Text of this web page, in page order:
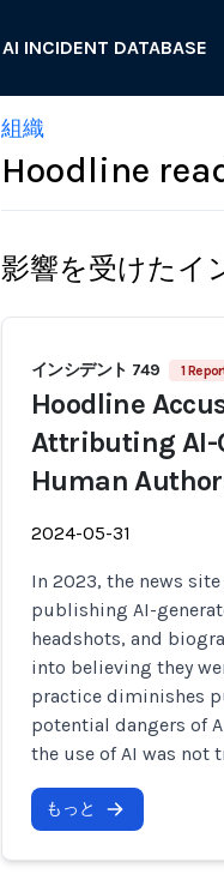
AI INCIDENT DATABASE
組織
Hoodline
影響を受けたイ
インシデント 749 1
Hoodline
Attributing AI-
Human
2024-05-31
In 2023, the news
publishing AI-
headshots, and
into believing they
practice diminishes
potential dangers of
the use of AI was not
もっと